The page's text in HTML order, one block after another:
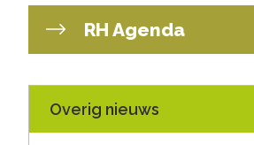
RH Agenda
Overig nieuws